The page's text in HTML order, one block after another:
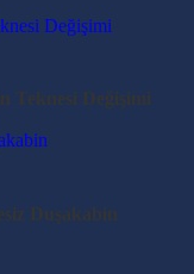
Teknesi Değişimi
Duşakabin